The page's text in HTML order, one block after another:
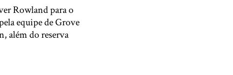
Rowland para o
equipe de Grove
além do reserva